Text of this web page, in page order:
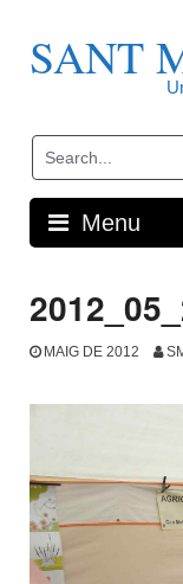
contentSANT
Menu
MAIG DE 2012